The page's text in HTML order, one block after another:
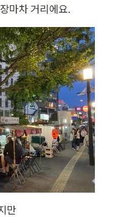
마차 거리에요.
만